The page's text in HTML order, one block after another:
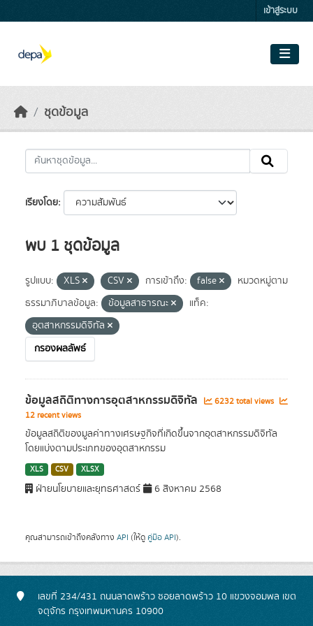
เข้าสู่ระบบ
ชุดข้อมูล
เรียงโดย
พบ 1 ชุดข้อมูล
รูปแบบ: XLS CSV การเข้าถึง: false
หมวดหมู่ตาม
ธรรมาภิบาลข้อมูล:
ข้อมูลสาธารณะ
แท็ค:
อุตสาหกรรมดิจิทัล
กรองผลลัพธ์
ข้อมูลสถิติทางการอุตสาหกรรมดิจิทัล
6232 total views
12 recent views
ข้อมูลสถิติของมูลค่าทางเศรษฐกิจที่เกิดขึ้นจากอุตสาหกรรมดิจิทัล
โดยแบ่งตามประเภทของอุตสาหกรรม
XLS CSV XLSX
ฝ่ายนโยบายและยุทธศาสตร์ 6 สิงหาคม 2568
คุณสามารถเข้าถึงคลังทาง API (ให้ดู คู่มือ API).
เลขที่ 234/431 ถนนลาดพร้าว ซอยลาดพร้าว 10 แขวงจอมพล เขต
จตุจักร กรุงเทพมหานคร 10900